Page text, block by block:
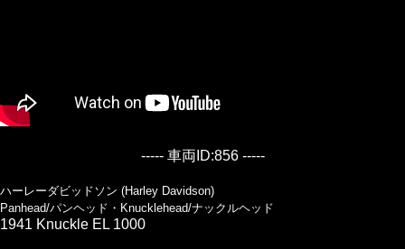
----- 車両ID:856 -----
ハーレーダビッドソン (Harley Davidson)
Panhead/パンヘッド・Knucklehead/ナックルヘッド
1941 Knuckle EL 1000